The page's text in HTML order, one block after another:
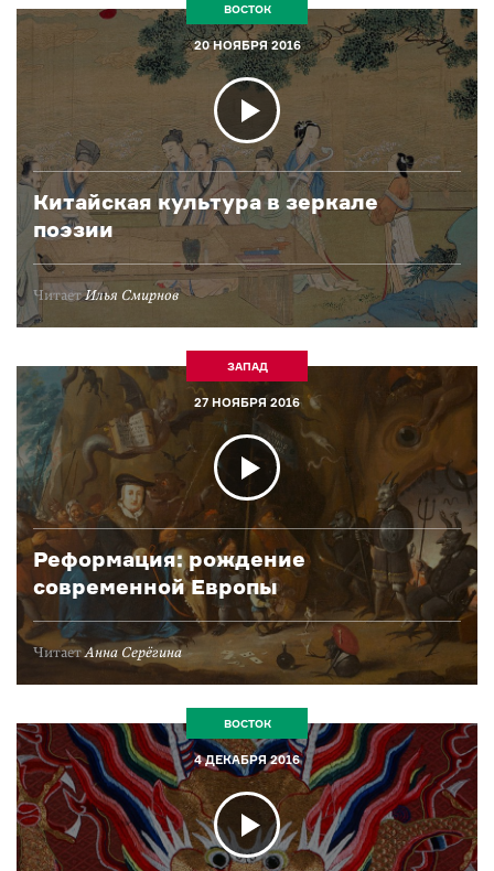
ВОСТОК
20 НОЯБРЯ 2016
Китайская культура в зеркале
поэзии
ЧитаетИлья Смирнов
ЗАПАД
27 НОЯБРЯ 2016
Реформация: рождение
современной Европы
ЧитаетАнна Серёгина
ВОСТОК
4 ДЕКАБРЯ 2016